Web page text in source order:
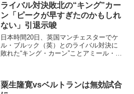
日、サウジアラビア...
ライバル対決敗北の“キング”カー
ン「ピークが早すぎたのかもしれ
ない」引退示唆
日本時間20日、英国マンチェスターでケ
ル・ブルック（英）とのライバル対決に
敗れた“キング・カーン”ことアミール・カ
いに対戦。遅...
粟生隆寛vsベルトランは無効試合